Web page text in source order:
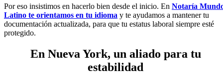
Por eso insistimos en hacerlo bien desde el inicio. En Notaría
Latino te orientamos en tu idioma y te ayudamos a mantener tu
documentación actualizada, para que tu estatus laboral siempre esté
protegido.
En Nueva York, un aliado para tu
estabilidad